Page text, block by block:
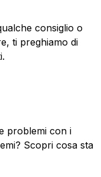
consiglio o
ti preghiamo di
problemi con i
Scopri cosa sta